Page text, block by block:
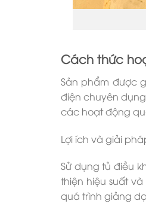
Cách thức
Sản phẩm được
điện chuyên
các hoạt động
Lợi ích và giải
Sử dụng tủ điều
thiện hiệu suất
quá trình giảng